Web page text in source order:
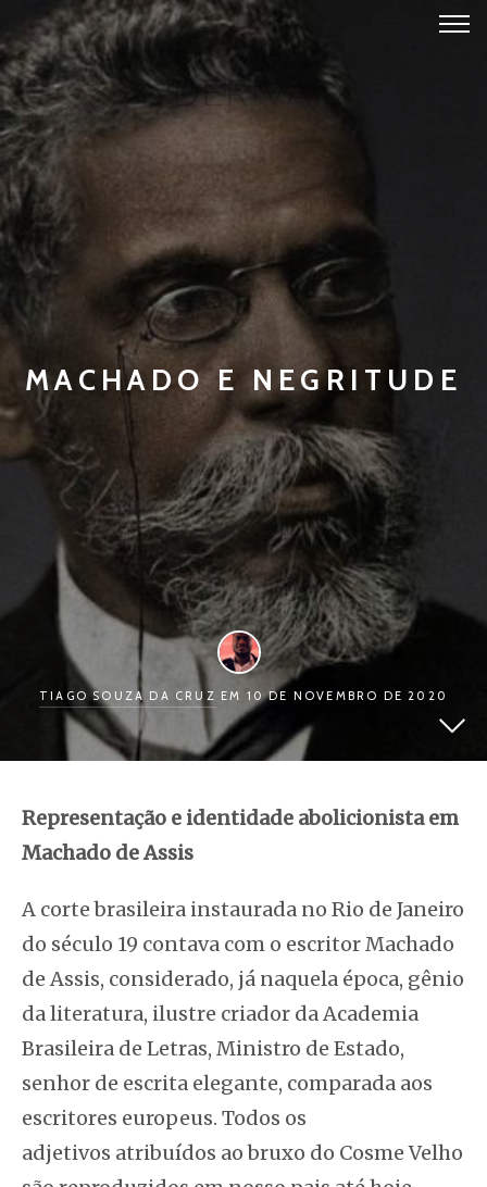
MACHADO E NEGRITUDE
TIAGO SOUZA DA CRUZ EM 10 DE NOVEMBRO DE 2020
Representação e identidade abolicionista em
Machado de Assis
A corte brasileira instaurada no Rio de Janeiro
do século 19 contava com o escritor Machado
de Assis, considerado, já naquela época, gênio
da literatura, ilustre criador da Academia
Brasileira de Letras, Ministro de Estado,
senhor de escrita elegante, comparada aos
escritores europeus. Todos os
adjetivos atribuídos ao bruxo do Cosme Velho